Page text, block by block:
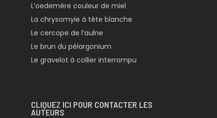
L’oedemère couleur de miel
La chrysomyie à tête blanche
Le cercope de l’aulne
Le brun du pélargonium
Le gravelot à collier interrompu
CLIQUEZ ICI POUR CONTACTER LES
AUTEURS